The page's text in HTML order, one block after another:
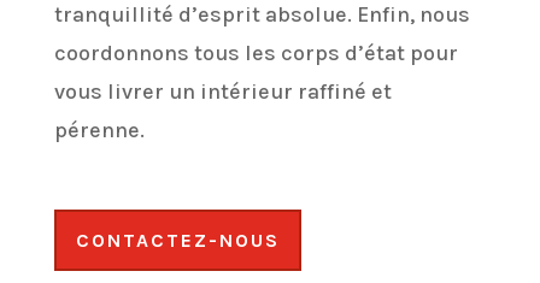
tranquillité d’esprit absolue. Enfin, nous
coordonnons tous les corps d’état pour
vous livrer un intérieur raffiné et
pérenne.
CONTACTEZ-NOUS